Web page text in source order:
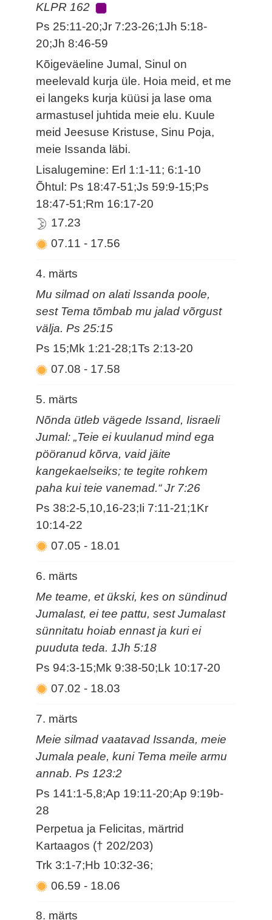
KLPR 162
Ps 25:11-20;Jr 7:23-26;1Jh 5:18-
20;Jh 8:46-59
Kõigeväeline Jumal, Sinul on
meelevald kurja üle. Hoia meid, et me
ei langeks kurja küüsi ja lase oma
armastusel juhtida meie elu. Kuule
meid Jeesuse Kristuse, Sinu Poja,
meie Issanda läbi.
Lisalugemine: Erl 1:1-11; 6:1-10
Õhtul: Ps 18:47-51;Js 59:9-15;Ps
18:47-51;Rm 16:17-20
17.23
07.11- 17.56
4. märts
Mu silmad on alati Issanda poole,
sest Tema tõmbab mu jalad võrgust
välja. Ps 25:15
Ps 15;Mk 1:21-28;1Ts 2:13-20
07.08- 17.58
5. märts
Nõnda ütleb vägede Issand, Iisraeli
Jumal: „Teie ei kuulanud mind ega
pööranud kõrva, vaid jäite
kangekaelseiks; te tegite rohkem
paha kui teie vanemad.“ Jr 7:26
Ps 38:2-5,10,16-23;Ii 7:11-21;1Kr
10:14-22
07.05- 18.01
6. märts
Me teame, et ükski, kes on sündinud
Jumalast, ei tee pattu, sest Jumalast
sünnitatu hoiab ennast ja kuri ei
puuduta teda. 1Jh 5:18
Ps 94:3-15;Mk 9:38-50;Lk 10:17-20
07.02- 18.03
7. märts
Meie silmad vaatavad Issanda, meie
Jumala peale, kuni Tema meile armu
annab. Ps 123:2
Ps 141:1-5,8;Ap 19:11-20;Ap 9:19b-
28
Perpetua ja Felicitas, märtrid
Kartaagos († 202/203)
Trk 3:1-7;Hb 10:32-36;
06.59- 18.06
8. märts